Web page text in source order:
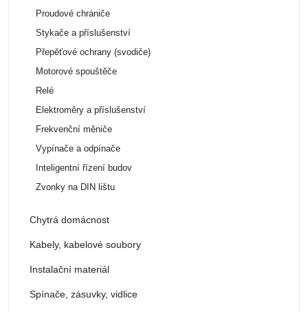
Proudové chrániče
Stykače a příslušenství
Přepěťové ochrany (svodiče)
Motorové spouštěče
Relé
Elektroměry a příslušenství
Frekvenční měniče
Vypínače a odpínače
Inteligentní řízení budov
Zvonky na DIN lištu
Chytrá domácnost
Kabely, kabelové soubory
Instalační materiál
Spínače, zásuvky, vidlice